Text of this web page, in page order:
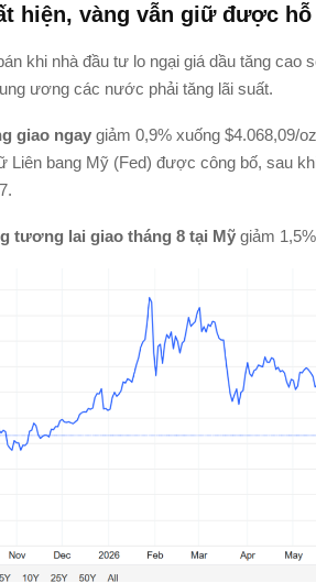
hiện, vàng vẫn giữ được hỗ
khi nhà đầu tư lo ngại giá dầu tăng cao
ương các nước phải tăng lãi suất.
giao ngay giảm 0,9% xuống $4.068,09/
Liên bang Mỹ (Fed) được công bố, sau
tương lai giao tháng 8 tại Mỹ giảm